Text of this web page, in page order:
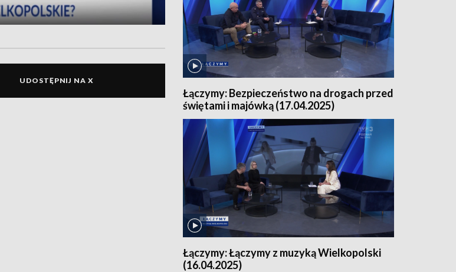
UDOSTĘPNIJ NA X
Łączymy: Bezpieczeństwo na drogach przed
świętami i majówką (17.04.2025)
Łączymy: Łączymy z muzyką Wielkopolski
(16.04.2025)